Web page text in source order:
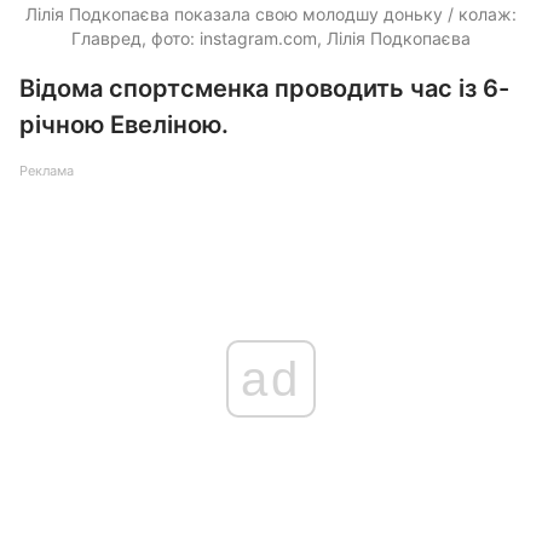
Лілія Подкопаєва показала свою молодшу доньку / колаж:
Главред, фото: instagram.com, Лілія Подкопаєва
Відома спортсменка проводить час із 6-
річною Евеліною.
Реклама
ad